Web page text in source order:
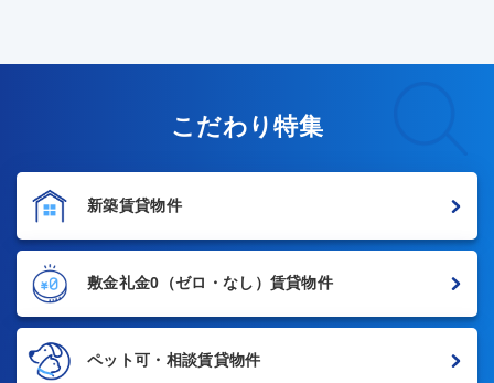
こだわり特集
新築賃貸物件
敷金礼金0 （ゼロ・なし）賃貸物件
ペット可・相談賃貸物件